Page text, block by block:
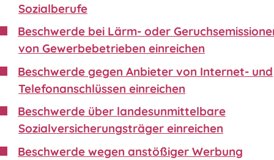
Sozialberufe
Beschwerde bei Lärm- oder
von Gewerbebetrieben einreichen
Beschwerde gegen Anbieter von Internet- und
Telefonanschlüssen einreichen
Beschwerde über landesunmittelbare
Sozialversicherungsträger einreichen
Beschwerde wegen anstößiger Werbung